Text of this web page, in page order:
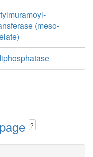
(meso-
?